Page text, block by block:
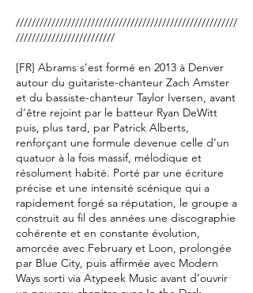
////////////////////////////////////////////////////////
/////////////////////////
[FR] Abrams s’est formé en 2013 à Denver
autour du guitariste-chanteur Zach Amster
et du bassiste-chanteur Taylor Iversen, avant
d’être rejoint par le batteur Ryan DeWitt
puis, plus tard, par Patrick Alberts,
renforçant une formule devenue celle d’un
quatuor à la fois massif, mélodique et
résolument habité. Porté par une écriture
précise et une intensité scénique qui a
rapidement forgé sa réputation, le groupe a
construit au fil des années une discographie
cohérente et en constante évolution,
amorcée avec February et Loon, prolongée
par Blue City, puis affirmée avec Modern
Ways sorti via Atypeek Music avant d’ouvrir